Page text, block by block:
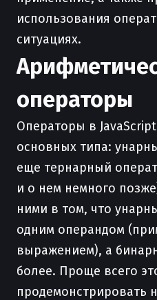
использования
ситуациях.
операторы
Операторы в
основных типа:
еще тернарный
и о нем немного
ними в том, что
одним операндом
выражением), а
более. Проще всего
продемонстрировать